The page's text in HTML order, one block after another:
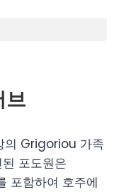
브
의 Grigoriou 가족
포도원은
함하여 호주에